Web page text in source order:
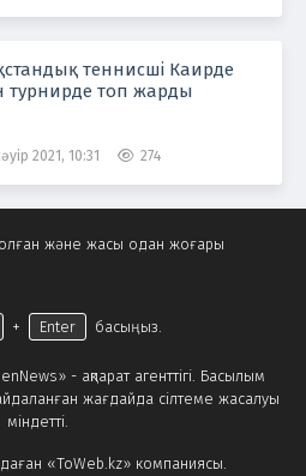
теннисші Каирде
турнирде топ жарды
2021, 10:31 274
- ақпарат агенттігі. Басылым
жағдайда сілтеме жасалуы
міндетті.
«ToWeb.kz» компаниясы.
және жасы одан жоғары
+ Enter басыңыз.